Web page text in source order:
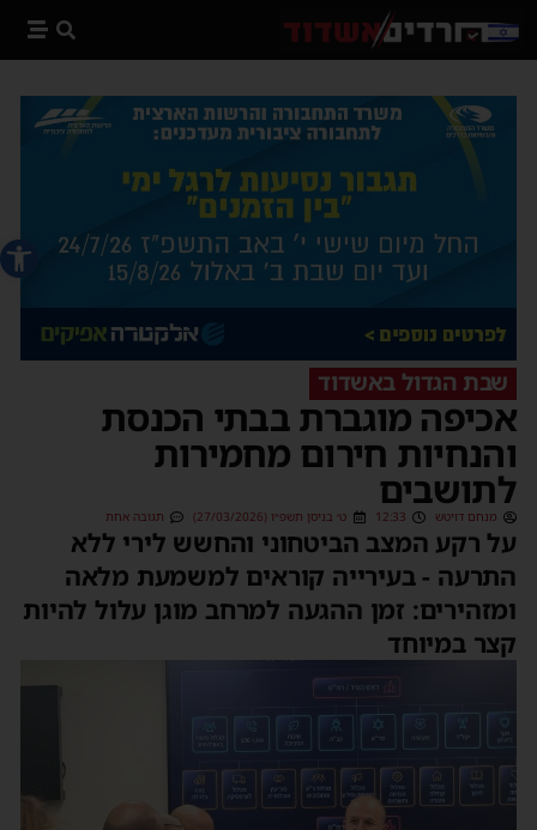
פתח
שבת הגדול באשדוד
אכיפה מוגברת בבתי הכנסת
והנחיות חירום מחמירות
לתושבים
מנחם דויטש 12:33 ט׳ בניסן תשפ״ו (27/03/2026) תגובה אחת
על רקע המצב הביטחוני והחשש לירי ללא
התרעה - בעירייה קוראים למשמעת מלאה
ומזהירים: זמן ההגעה למרחב מוגן עלול להיות
קצר במיוחד